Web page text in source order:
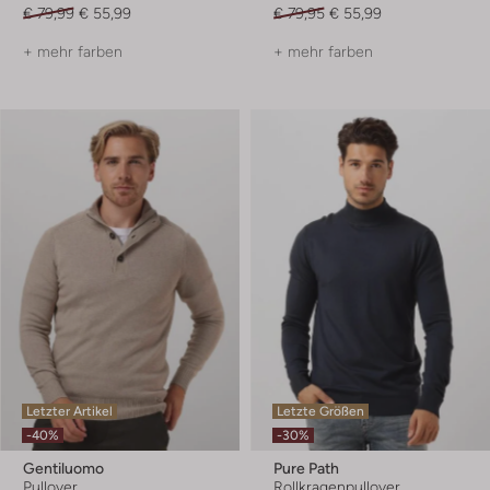
€ 79,99 € 55,99
+ mehr farben
€ 79,95 € 55,99
+ mehr farben
Letzter Artikel
-40%
Gentiluomo
Letzte Größen
-30%
Pure Path